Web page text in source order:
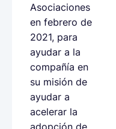
Asociaciones
en febrero de
2021, para
ayudar a la
compañía en
su misión de
ayudar a
acelerar la
adopción de